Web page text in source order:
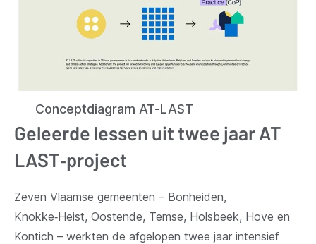
Conceptdiagram AT-LAST
Geleerde lessen uit twee jaar AT
LAST‑project
Zeven Vlaamse gemeenten – Bonheiden,
Knokke‑Heist, Oostende, Temse, Holsbeek, Hove en
Kontich – werkten de afgelopen twee jaar intensief